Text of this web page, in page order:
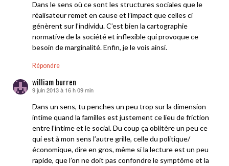
Dans le sens où ce sont les structures sociales que le
réalisateur remet en cause et l’impact que celles ci
génèrent sur l’individu. C’est bien la cartographie
normative de la société et inflexible qui provoque ce
besoin de marginalité. Enfin, je le vois ainsi.
Répondre
william burren
dit :
9 juin 2013 à 16 h 09 min
Dans un sens, tu penches un peu trop sur la dimension
intime quand la familles est justement ce lieu de friction
entre l’intime et le social. Du coup ça oblitère un peu ce
qui est à mon sens l’autre grille, celle du politique/
économique, dire en gros, même si la lecture est un peu
rapide, que l’on ne doit pas confondre le symptôme et la